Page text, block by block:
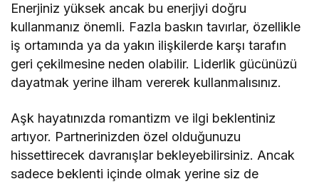
Enerjiniz yüksek ancak bu enerjiyi doğru
kullanmanız önemli. Fazla baskın tavırlar, özellikle
iş ortamında ya da yakın ilişkilerde karşı tarafın
geri çekilmesine neden olabilir. Liderlik gücünüzü
dayatmak yerine ilham vererek kullanmalısınız.
Aşk hayatınızda romantizm ve ilgi beklentiniz
artıyor. Partnerinizden özel olduğunuzu
hissettirecek davranışlar bekleyebilirsiniz. Ancak
sadece beklenti içinde olmak yerine siz de